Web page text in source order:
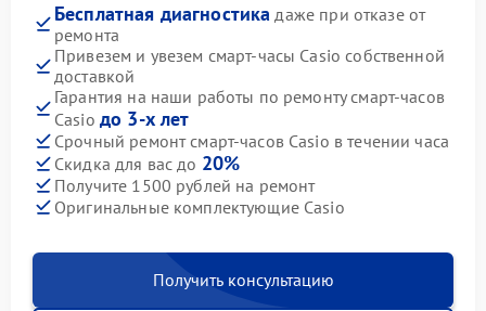
Бесплатная диагностика даже при отказе от
ремонта
Привезем и увезем смарт-часы Casio собственной
доставкой
Гарантия на наши работы по ремонту смарт-часов
Casio до 3-х лет
Срочный ремонт смарт-часов Casio в течении часа
Скидка для вас до 20%
Получите 1500 рублей на ремонт
Оригинальные комплектующие Casio
Получить консультацию